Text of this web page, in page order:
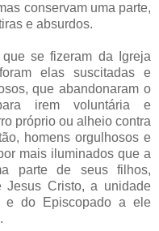
conservam uma parte,
e absurdos.
se fizeram da Igreja
elas suscitadas e
que abandonaram o
irem voluntária e
próprio ou alheio contra
homens orgulhosos e
mais iluminados que a
parte de seus filhos,
Jesus Cristo, a unidade
e do Episcopado a ele